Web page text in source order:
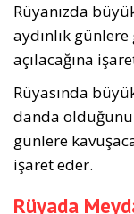
Rüyanızda
aydınlık
açılacağına
Rüyasında
danda olduğunu
günle­re
işaret eder.
Rüyada